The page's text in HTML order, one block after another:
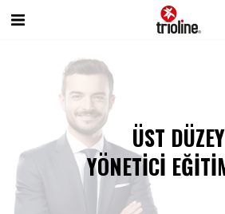
ÜST DÜZEY
YÖNETİCİ